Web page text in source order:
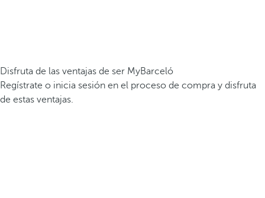
Disfruta de las ventajas de ser MyBarceló
Regístrate o inicia sesión en el proceso de compra y disfruta
de estas ventajas.